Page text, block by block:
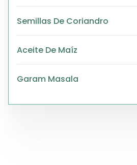
Semillas De Coriandro
Aceite De Maíz
Garam Masala